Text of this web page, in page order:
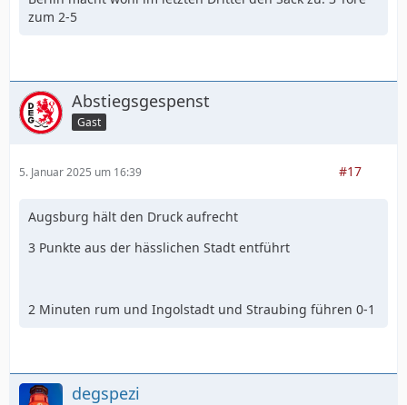
zum 2-5
Abstiegsgespenst
Gast
5. Januar 2025 um 16:39 #17
Augsburg hält den Druck aufrecht
3 Punkte aus der hässlichen Stadt entführt
2 Minuten rum und Ingolstadt und Straubing führen 0-1
degspezi